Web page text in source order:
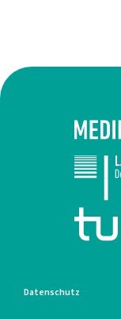
Datenschutz